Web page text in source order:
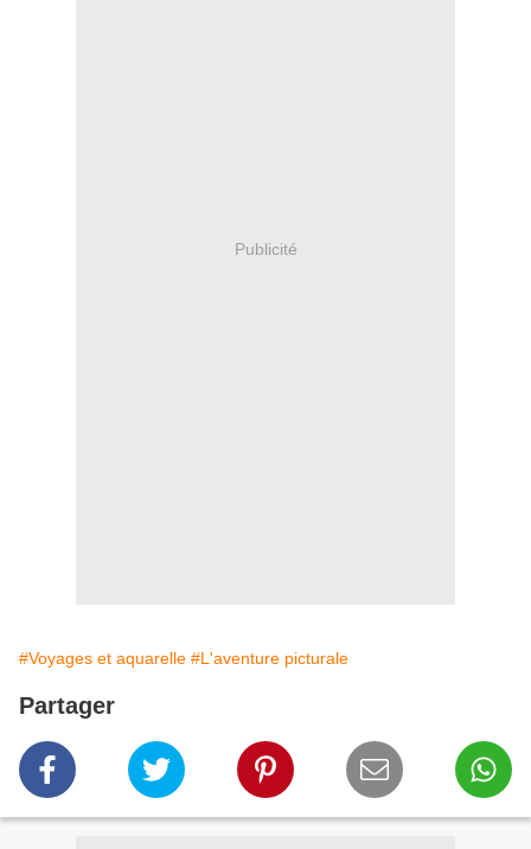
Publicité
#Voyages et aquarelle #L'aventure picturale
Partager